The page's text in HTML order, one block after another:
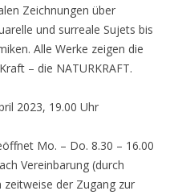
Zeichnungen über
und surreale Sujets bis
Alle Werke zeigen die
– die NATURKRAFT.
2023, 19.00 Uhr
Mo. – Do. 8.30 – 16.00
Vereinbarung (durch
zeitweise der Zugang zur